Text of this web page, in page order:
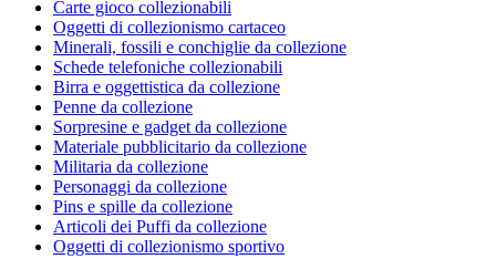
Carte gioco collezionabili
Oggetti di collezionismo cartaceo
Minerali, fossili e conchiglie da collezione
Schede telefoniche collezionabili
Birra e oggettistica da collezione
Penne da collezione
Sorpresine e gadget da collezione
Materiale pubblicitario da collezione
Militaria da collezione
Personaggi da collezione
Pins e spille da collezione
Articoli dei Puffi da collezione
Oggetti di collezionismo sportivo